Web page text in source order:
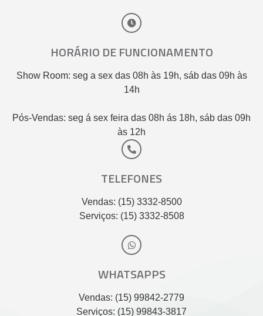
HORÁRIO DE FUNCIONAMENTO
Show Room: seg a sex das 08h às 19h, sáb das 09h às
14h
Pós-Vendas: seg á sex feira das 08h ás 18h, sáb das 09h
às 12h
TELEFONES
Vendas: (15) 3332-8500
Serviços: (15) 3332-8508
WHATSAPPS
Vendas: (15) 99842-2779
Serviços: (15) 99843-3817